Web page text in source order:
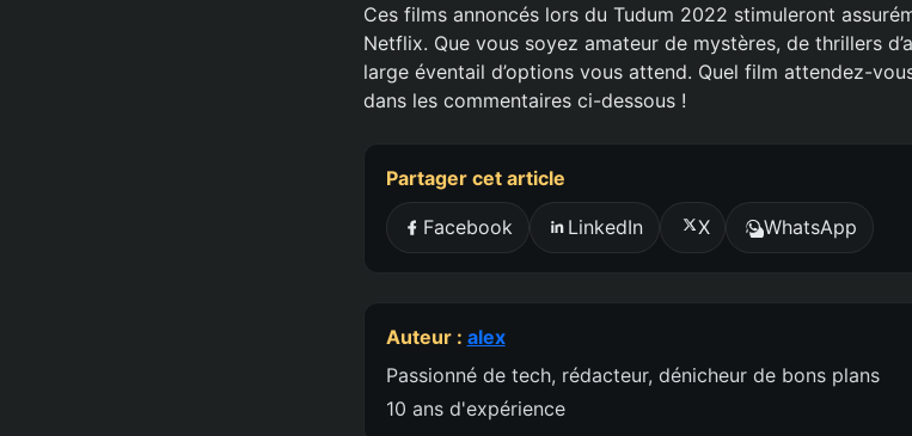
Ces films annoncés lors du Tudum 2022 stimuleront
Netflix. Que vous soyez amateur de mystères, de thrillers
large éventail d’options vous attend. Quel film attendez-
dans les commentaires ci-dessous !
Partager cet article
Facebook LinkedIn X WhatsApp
Auteur : alex
Passionné de tech, rédacteur, dénicheur de bons plans
10 ans d'expérience